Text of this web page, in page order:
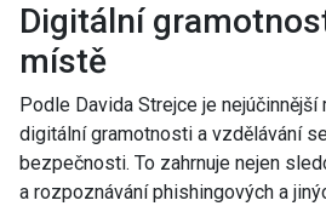
Digitální
místě
Podle Davida Strejce je
digitální gramotnosti a vzdělávání
bezpečnosti. To zahrnuje nejen
a rozpoznávání phishingových a